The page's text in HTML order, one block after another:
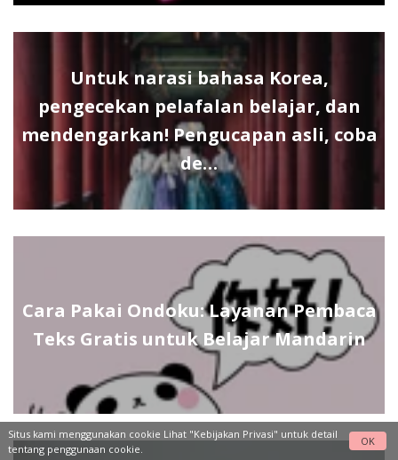
Untuk narasi bahasa Korea,
pengecekan pelafalan belajar, dan
mendengarkan! Pengucapan asli, coba
de…
Cara Pakai Ondoku: Layanan Pembaca
Teks Gratis untuk Belajar Mandarin
Situs kami menggunakan cookie Lihat "Kebijakan Privasi" untuk detail
tentang penggunaan cookie.
OK